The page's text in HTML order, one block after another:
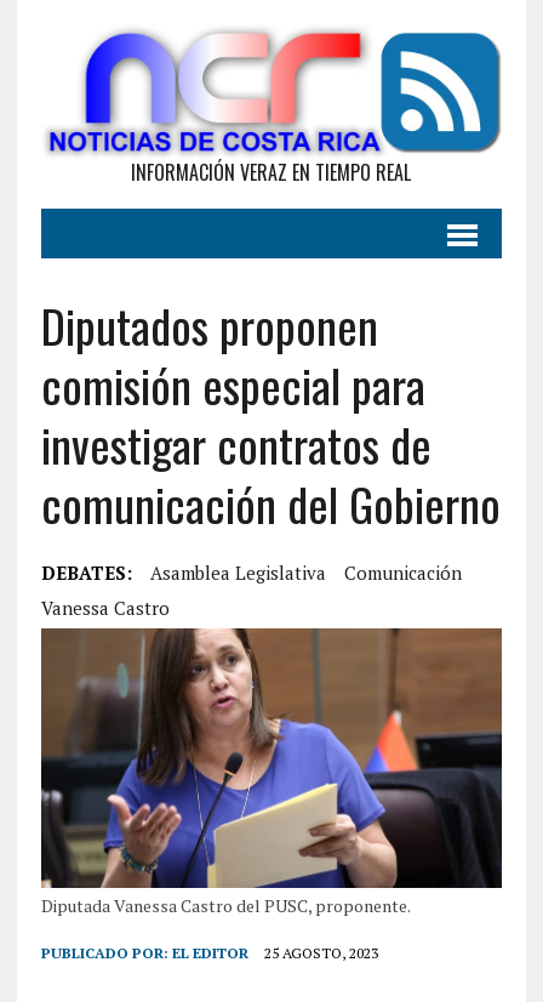
INFORMACIÓN VERAZ EN TIEMPO REAL
Diputados proponen
comisión especial para
investigar contratos de
comunicación del Gobierno
DEBATES: Asamblea Legislativa
Comunicación
Vanessa Castro
Diputada Vanessa Castro del PUSC, proponente.
PUBLICADO POR: EL EDITOR 25 AGOSTO, 2023